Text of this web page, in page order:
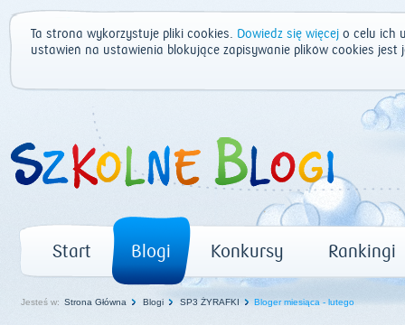
Ta strona wykorzystuje pliki cookies. Dowiedz się więcej o celu ich
ustawień na ustawienia blokujące zapisywanie plików cookies
Start Blogi Konkursy Rankingi
Jesteś w: Strona Główna Blogi SP3 ŻYRAFKI Bloger miesiąca - lutego